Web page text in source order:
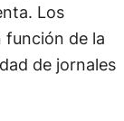
Los
función de la
de jornales